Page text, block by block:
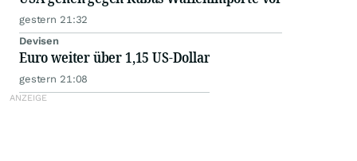
gestern 21:32
Devisen
Euro weiter über 1,15 US-Dollar
gestern 21:08